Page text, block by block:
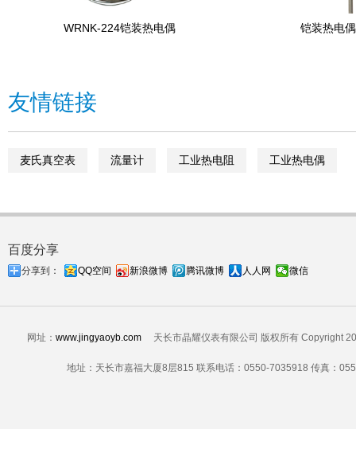
WRNK-224铠装热电偶 铠装热电
友情链接
麦氏真空表 流量计 工业热电阻 工业热电偶
百度分享
分享到： QQ空间 新浪微博 腾讯微博 人人网 微信
网址： www.jingyaoyb.com天长市晶耀仪表有限公司 版权所有 Copyright
地址：天长市嘉福大厦8层815 联系电话：0550-7035918 传真：